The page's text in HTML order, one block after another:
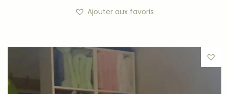
Ajouter aux favoris